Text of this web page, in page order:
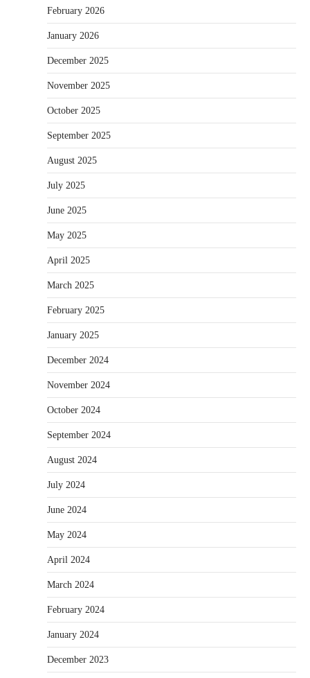
February 2026
January 2026
December 2025
November 2025
October 2025
September 2025
August 2025
July 2025
June 2025
May 2025
April 2025
March 2025
February 2025
January 2025
December 2024
November 2024
October 2024
September 2024
August 2024
July 2024
June 2024
May 2024
April 2024
March 2024
February 2024
January 2024
December 2023